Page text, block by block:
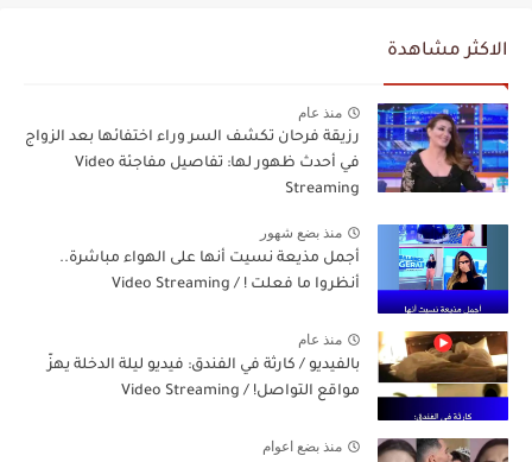
الاكثر مشاهدة
منذ عام
رزيقة فرحان تكشف السر وراء اختفائها بعد الزواج
في أحدث ظهور لها: تفاصيل مفاجئة Video
Streaming
منذ بضع شهور
أجمل مذيعة نسيت أنها على الهواء مباشرة..
أنظروا ما فعلت ! / Video Streaming
منذ عام
بالفيديو / كارثة في الفندق: فيديو ليلة الدخلة يهزّ
مواقع التواصل! / Video Streaming
منذ بضع اعوام